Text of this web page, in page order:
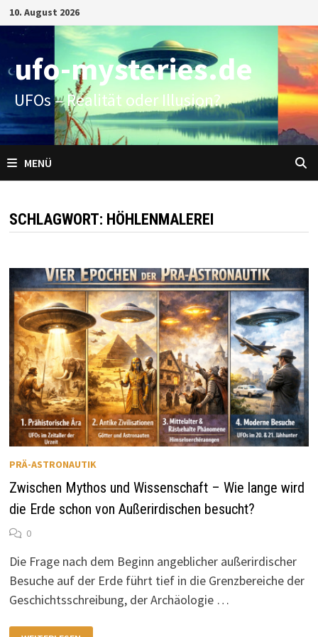
Zum
Inhalt
springen
10. August 2026
ufo-mysteries.de
UFOs – Realität oder Illusion?
MENÜ
SCHLAGWORT: HÖHLENMALEREI
PRÄ-ASTRONAUTIK
Zwischen Mythos und Wissenschaft – Wie lange wird
die Erde schon von Außerirdischen besucht?
0
Die Frage nach dem Beginn angeblicher außerirdischer
Besuche auf der Erde führt tief in die Grenzbereiche der
Geschichtsschreibung, der Archäologie …
ZWISCHEN